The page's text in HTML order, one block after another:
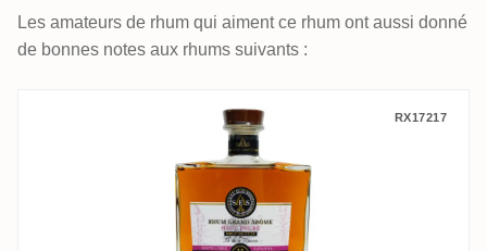
Les amateurs de rhum qui aiment ce rhum ont aussi donné
de bonnes notes aux rhums suivants :
Saint Eloi Spirits Savanna Rhum Grand
RX17217